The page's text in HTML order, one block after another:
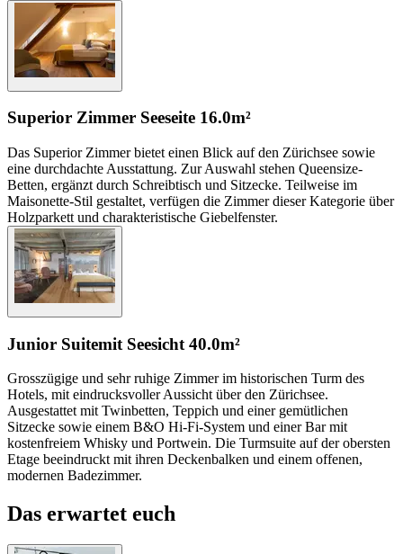
Superior Zimmer Seeseite 16.0m²
Das Superior Zimmer bietet einen Blick auf den Zürichsee sowie
eine durchdachte Ausstattung. Zur Auswahl stehen Queensize-
Betten, ergänzt durch Schreibtisch und Sitzecke. Teilweise im
Maisonette-Stil gestaltet, verfügen die Zimmer dieser Kategorie über
Holzparkett und charakteristische Giebelfenster.
Junior Suitemit Seesicht 40.0m²
Grosszügige und sehr ruhige Zimmer im historischen Turm des
Hotels, mit eindrucksvoller Aussicht über den Zürichsee.
Ausgestattet mit Twinbetten, Teppich und einer gemütlichen
Sitzecke sowie einem B&O Hi-Fi-System und einer Bar mit
kostenfreiem Whisky und Portwein. Die Turmsuite auf der obersten
Etage beeindruckt mit ihren Deckenbalken und einem offenen,
modernen Badezimmer.
Das erwartet euch